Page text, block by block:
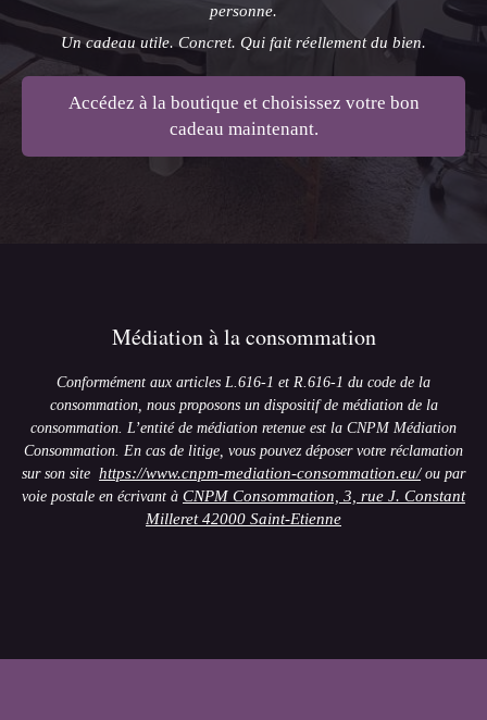
personne.
Un cadeau utile. Concret. Qui fait réellement du bien.
Accédez à la boutique et choisissez votre bon
cadeau maintenant.
Médiation à la consommation
Conformément aux articles L.616-1 et R.616-1 du code de la
consommation, nous proposons un dispositif de médiation de la
consommation. L’entité de médiation retenue est la CNPM Médiation
Consommation. En cas de litige, vous pouvez déposer votre réclamation
sur son site https://www.cnpm-mediation-consommation.eu/ou par
voie postale en écrivant à CNPM Consommation, 3, rue J. Constant
Milleret 42000 Saint-Etienne